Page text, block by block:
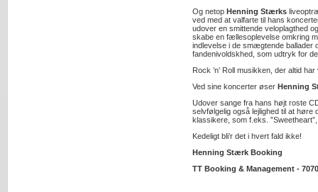
Og netop Henning Stærks
ved med at valfarte til hans
udover en smittende veloplagthed
skabe en fællesoplevelse omkring
indlevelse i de smægtende ballader
fandenivoldskhed, som udtryk for
Rock ’n’ Roll musikken, der altid
Ved sine koncerter øser Henning
Udover sange fra hans højt roste
selvfølgelig også lejlighed til at høre
klassikere, som f.eks. ”Sweetheart”,
Kedeligt bli’r det i hvert fald ikke!
Henning Stærk Booking
TT Booking & Management -